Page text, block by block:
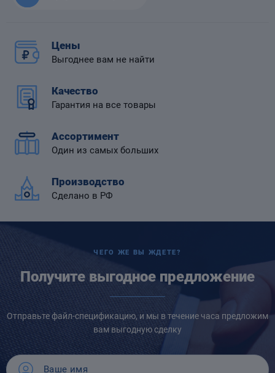
Цены
Выгоднее вам не найти
Качество
Гарантия на все товары
Ассортимент
Один из самых больших
Производство
Сделано в РФ
ЧЕГО ЖЕ ВЫ ЖДЕТЕ?
Получите выгодное предложение
Отправьте файл-спецификацию, и мы в течение часа предложим
вам выгодную сделку